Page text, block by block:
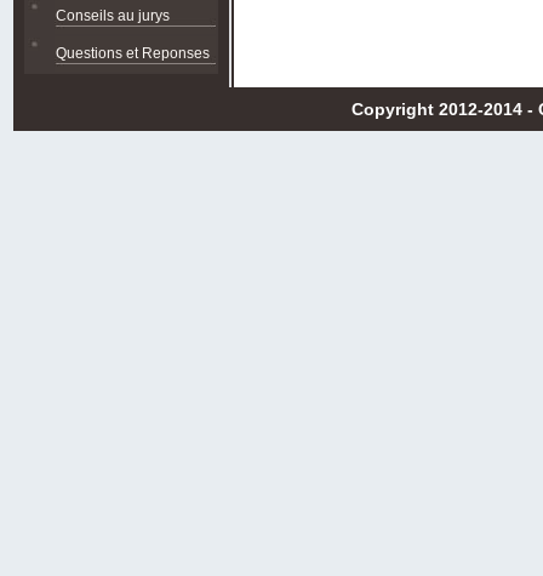
Conseils au jurys
Questions et Reponses
Copyright 2012-2014 -